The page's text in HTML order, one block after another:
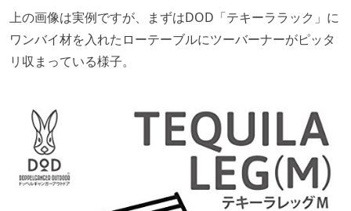
上の画像は実例ですが、まずはDOD「テキーララック」に
ワンバイ材を入れたローテーブルにツーバーナーがピッタ
リ収まっている様子。